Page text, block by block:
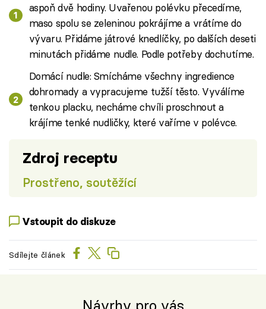
aspoň dvě hodiny. Uvařenou polévku přecedíme,
maso spolu se zeleninou pokrájíme a vrátíme do
vývaru. Přidáme játrové knedlíčky, po dalších deseti
minutách přidáme nudle. Podle potřeby dochutíme.
Domácí nudle: Smícháme všechny ingredience
dohromady a vypracujeme tužší těsto. Vyválíme
tenkou placku, necháme chvíli proschnout a
krájíme tenké nudličky, které vaříme v polévce.
Zdroj receptu
Prostřeno, soutěžící
Vstoupit do diskuze
Sdílejte článek